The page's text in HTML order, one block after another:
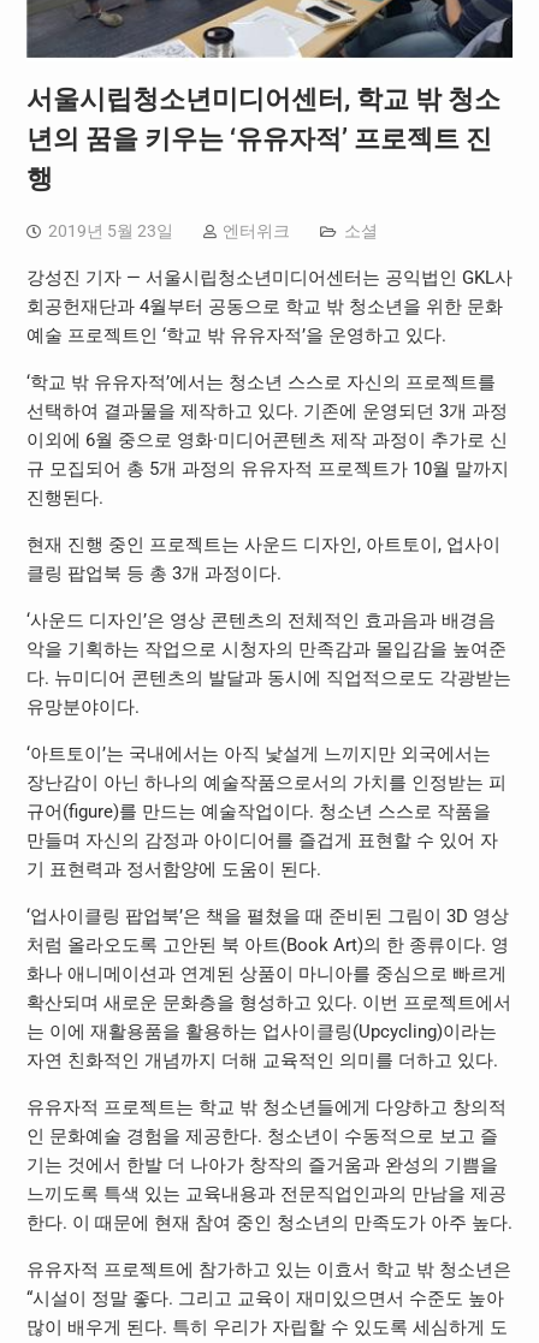
서울시립청소년미디어센터, 학교 밖 청소
년의 꿈을 키우는 ‘유유자적’ 프로젝트 진
행
2019년 5월 23일 엔터위크 소셜
강성진 기자 — 서울시립청소년미디어센터는 공익법인 GKL사
회공헌재단과 4월부터 공동으로 학교 밖 청소년을 위한 문화
예술 프로젝트인 ‘학교 밖 유유자적’을 운영하고 있다.
‘학교 밖 유유자적’에서는 청소년 스스로 자신의 프로젝트를
선택하여 결과물을 제작하고 있다. 기존에 운영되던 3개 과정
이외에 6월 중으로 영화·미디어콘텐츠 제작 과정이 추가로 신
규 모집되어 총 5개 과정의 유유자적 프로젝트가 10월 말까지
진행된다.
현재 진행 중인 프로젝트는 사운드 디자인, 아트토이, 업사이
클링 팝업북 등 총 3개 과정이다.
‘사운드 디자인’은 영상 콘텐츠의 전체적인 효과음과 배경음
악을 기획하는 작업으로 시청자의 만족감과 몰입감을 높여준
다. 뉴미디어 콘텐츠의 발달과 동시에 직업적으로도 각광받는
유망분야이다.
‘아트토이’는 국내에서는 아직 낯설게 느끼지만 외국에서는
장난감이 아닌 하나의 예술작품으로서의 가치를 인정받는 피
규어(figure)를 만드는 예술작업이다. 청소년 스스로 작품을
만들며 자신의 감정과 아이디어를 즐겁게 표현할 수 있어 자
기 표현력과 정서함양에 도움이 된다.
‘업사이클링 팝업북’은 책을 펼쳤을 때 준비된 그림이 3D 영상
처럼 올라오도록 고안된 북 아트(Book Art)의 한 종류이다. 영
화나 애니메이션과 연계된 상품이 마니아를 중심으로 빠르게
확산되며 새로운 문화층을 형성하고 있다. 이번 프로젝트에서
는 이에 재활용품을 활용하는 업사이클링(Upcycling)이라는
자연 친화적인 개념까지 더해 교육적인 의미를 더하고 있다.
유유자적 프로젝트는 학교 밖 청소년들에게 다양하고 창의적
인 문화예술 경험을 제공한다. 청소년이 수동적으로 보고 즐
기는 것에서 한발 더 나아가 창작의 즐거움과 완성의 기쁨을
느끼도록 특색 있는 교육내용과 전문직업인과의 만남을 제공
한다. 이 때문에 현재 참여 중인 청소년의 만족도가 아주 높다.
유유자적 프로젝트에 참가하고 있는 이효서 학교 밖 청소년은
“시설이 정말 좋다. 그리고 교육이 재미있으면서 수준도 높아
많이 배우게 된다. 특히 우리가 자립할 수 있도록 세심하게 도